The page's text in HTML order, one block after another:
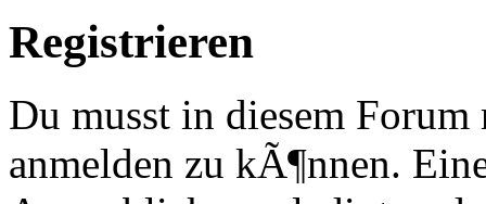
Registrieren
Du musst in diesem
anmelden zu kÃ¶nnen.